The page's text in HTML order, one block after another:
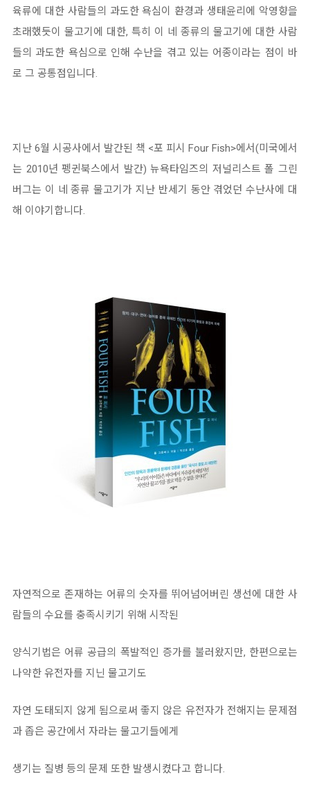
육류에 대한 사람들의 과도한 욕심이 환경과 생태윤리에 악영향을
초래했듯이 물고기에 대한, 특히 이 네 종류의 물고기에 대한 사람
들의 과도한 욕심으로 인해 수난을 겪고 있는 어종이라는 점이 바
로 그 공통점입니다.
지난 6월 시공사에서 발간된 책 <포 피시 Four Fish>에서(미국에서
는 2010년 펭귄북스에서 발간) 뉴욕타임즈의 저널리스트 폴 그린
버그는 이 네 종류 물고기가 지난 반세기 동안 겪었던 수난사에 대
해 이야기합니다.
자연적으로 존재하는 어류의 숫자를 뛰어넘어버린 생선에 대한 사
람들의 수요를 충족시키기 위해 시작된
양식기법은 어류 공급의 폭발적인 증가를 불러왔지만, 한편으로는
나약한 유전자를 지닌 물고기도
자연 도태되지 않게 됨으로써 좋지 않은 유전자가 전해지는 문제점
과 좁은 공간에서 자라는 물고기들에게
생기는 질병 등의 문제 또한 발생시켰다고 합니다.